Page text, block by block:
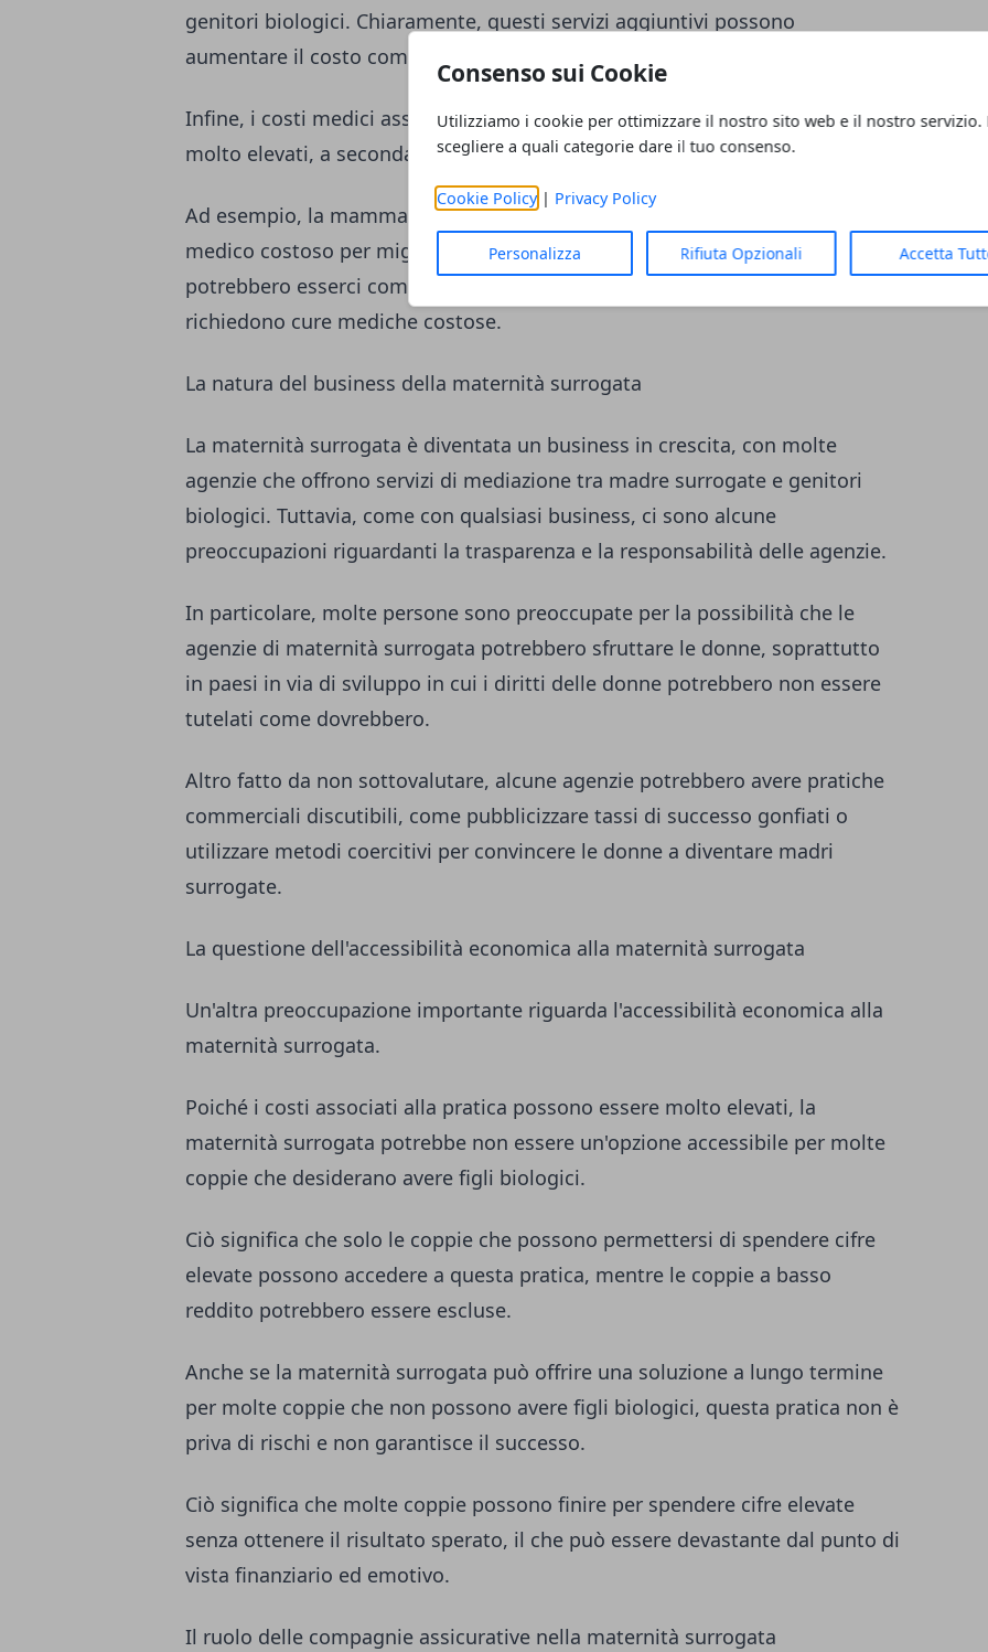
Consenso sui Cookie
Utilizziamo i cookie per ottimizzare il nostro sito web e il nostro servizio.
scegliere a quali categorie dare il tuo consenso.
Cookie Policy| Privacy Policy
Personalizza Rifiuta Opzionali Accetta
genitori biologici. Chiaramente, questi servizi aggiuntivi possono
aumentare il costo complessivo del processo di maternità surrogata.
Infine, i costi medici associati alla maternità surrogata possono essere
molto elevati, a seconda delle circostanze.
Ad esempio, la mamma surrogatapotrebbe richiedere un trattamento
medico costoso per migliorare le possibilità di successo della gravidanza, o
potrebbero esserci complicazioni mediche durante la gravidanza che
richiedono cure mediche costose.
La natura del business della maternità surrogata
La maternità surrogata è diventata un business in crescita, con molte
agenzie che offrono servizi di mediazione tra madre surrogate e genitori
biologici. Tuttavia, come con qualsiasi business, ci sono alcune
preoccupazioni riguardanti la trasparenza e la responsabilità delle agenzie.
In particolare, molte persone sono preoccupate per la possibilità che le
agenzie di maternità surrogata potrebbero sfruttare le donne, soprattutto
in paesi in via di sviluppo in cui i diritti delle donne potrebbero non essere
tutelati come dovrebbero.
Altro fatto da non sottovalutare, alcune agenzie potrebbero avere pratiche
commerciali discutibili, come pubblicizzare tassi di successo gonfiati o
utilizzare metodi coercitivi per convincere le donne a diventare madri
surrogate.
La questione dell'accessibilità economica alla maternità surrogata
Un'altra preoccupazione importante riguarda l'accessibilità economica alla
maternità surrogata.
Poiché i costi associati alla pratica possono essere molto elevati, la
maternità surrogata potrebbe non essere un'opzione accessibile per molte
coppie che desiderano avere figli biologici.
Ciò significa che solo le coppie che possono permettersi di spendere cifre
elevate possono accedere a questa pratica, mentre le coppie a basso
reddito potrebbero essere escluse.
Anche se la maternità surrogata può offrire una soluzione a lungo termine
per molte coppie che non possono avere figli biologici, questa pratica non è
priva di rischi e non garantisce il successo.
Ciò significa che molte coppie possono finire per spendere cifre elevate
senza ottenere il risultato sperato, il che può essere devastante dal punto di
vista finanziario ed emotivo.
Il ruolo delle compagnie assicurative nella maternità surrogata